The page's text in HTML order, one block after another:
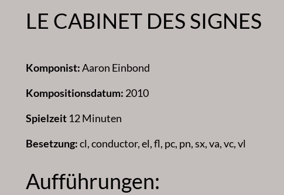
LE CABINET DES SIGNES
Komponist:Aaron Einbond
Kompositionsdatum: 2010
Spielzeit 12 Minuten
Besetzung:cl, conductor, el, fl, pc, pn, sx, va, vc, vl
Aufführungen: